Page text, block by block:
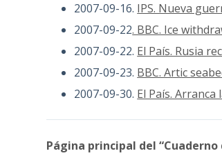
2007-09-16. IPS. Nueva
2007-09-22. BBC. Ice
2007-09-22. El País. Rusia
2007-09-23. BBC. Artic
2007-09-30. El País.
Página principal del